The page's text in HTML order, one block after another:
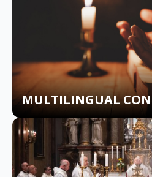
MULTILINGUAL